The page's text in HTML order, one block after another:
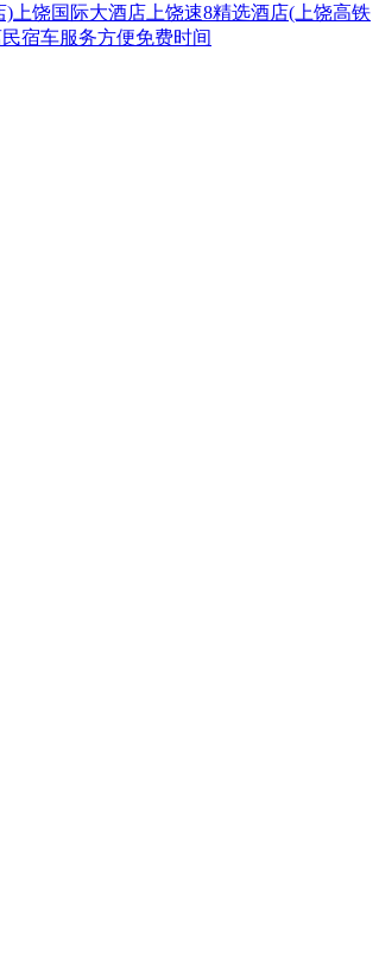
) 上饶国际大酒店 上饶速8精选酒店(上饶高铁
民宿车服务方便免费时间